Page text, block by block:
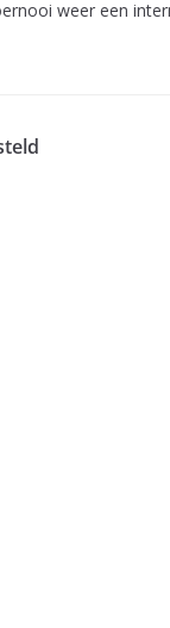
weer een